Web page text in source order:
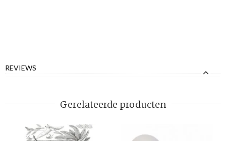
REVIEWS
Gerelateerde producten